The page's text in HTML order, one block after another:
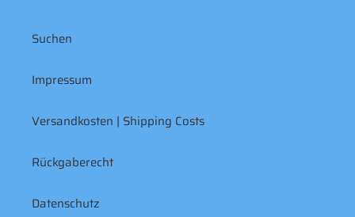
Suchen
Impressum
Versandkosten | Shipping Costs
Rückgaberecht
Datenschutz